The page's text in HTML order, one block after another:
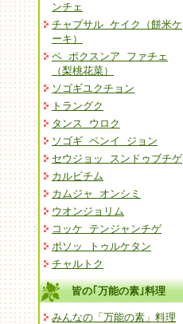
ンチェ
チャプサル ケイク（餅米ケ
ーキ）
ペ ポクスンア ファチェ
（梨桃花菜）
ソゴギユクチョン
トラングク
タンス ウロク
ソゴギ ペンイ ジョン
セウジョッ スンドゥブチゲ
カルビチム
カムジャ オンシミ
ウオンジョリム
コッケ テンジャンチゲ
ポソッ トゥルケタン
チャルトク
皆の｢万能の素｣料理
みんなの「万能の素」料理